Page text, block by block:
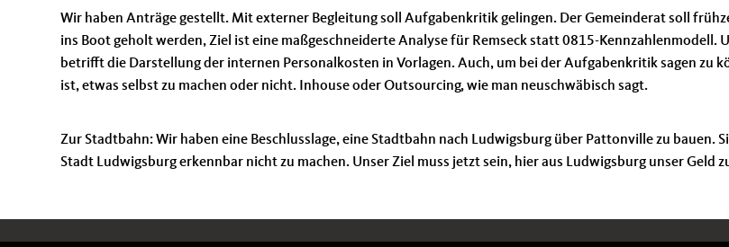
Wir haben Anträge gestellt. Mit externer Begleitung soll Aufgabenkritik gelingen. Der Gemeinderat soll
ins Boot geholt werden, Ziel ist eine maßgeschneiderte Analyse für Remseck statt 0815-Kennzahlenmodell.
betrifft die Darstellung der internen Personalkosten in Vorlagen. Auch, um bei der Aufgabenkritik sagen zu
ist, etwas selbst zu machen oder nicht. Inhouse oder Outsourcing, wie man neuschwäbisch sagt.
Zur Stadtbahn: Wir haben eine Beschlusslage, eine Stadtbahn nach Ludwigsburg über Pattonville zu bauen.
Stadt Ludwigsburg erkennbar nicht zu machen. Unser Ziel muss jetzt sein, hier aus Ludwigsburg unser Geld